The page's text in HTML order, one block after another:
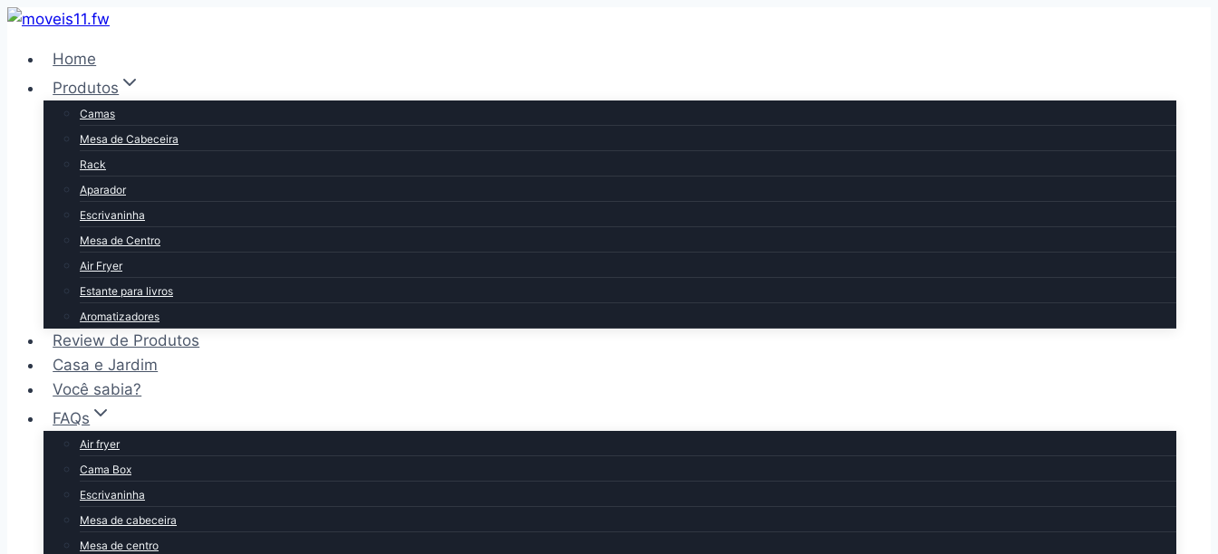
Pular
Conteúdo
Home
Produtos
Camas
Mesa de Cabeceira
Rack
Aparador
Escrivaninha
Mesa de Centro
Air Fryer
Estante para livros
Aromatizadores
Review de Produtos
Casa e Jardim
Você sabia?
FAQs
Air fryer
Cama Box
Escrivaninha
Mesa de cabeceira
Mesa de centro